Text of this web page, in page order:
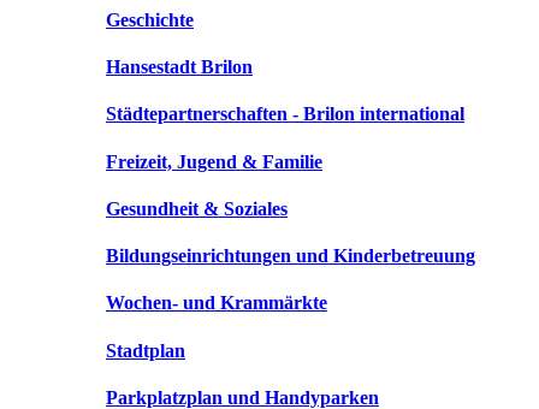
Geschichte
Hansestadt Brilon
Städtepartnerschaften - Brilon international
Freizeit, Jugend & Familie
Gesundheit & Soziales
Bildungseinrichtungen und Kinderbetreuung
Wochen- und Krammärkte
Stadtplan
Parkplatzplan und Handyparken